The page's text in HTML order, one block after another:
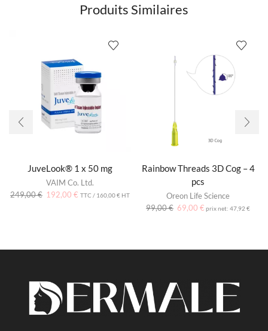
Produits Similaires
JuveLook® 1 x 50 mg
VAIM Co. Ltd.
249,00€ 192,00 € TTC / 160,00€ HT
Rainbow Threads 3D Cog – 4
pcs
Oreon Life Science
99,00€ 69,00 € prix net: 47,92 €